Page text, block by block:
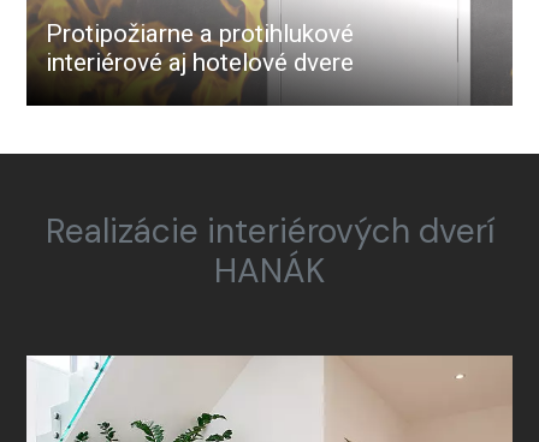
Protipožiarne a protihlukové
interiérové aj hotelové dvere
Realizácie interiérových dverí
HANÁK